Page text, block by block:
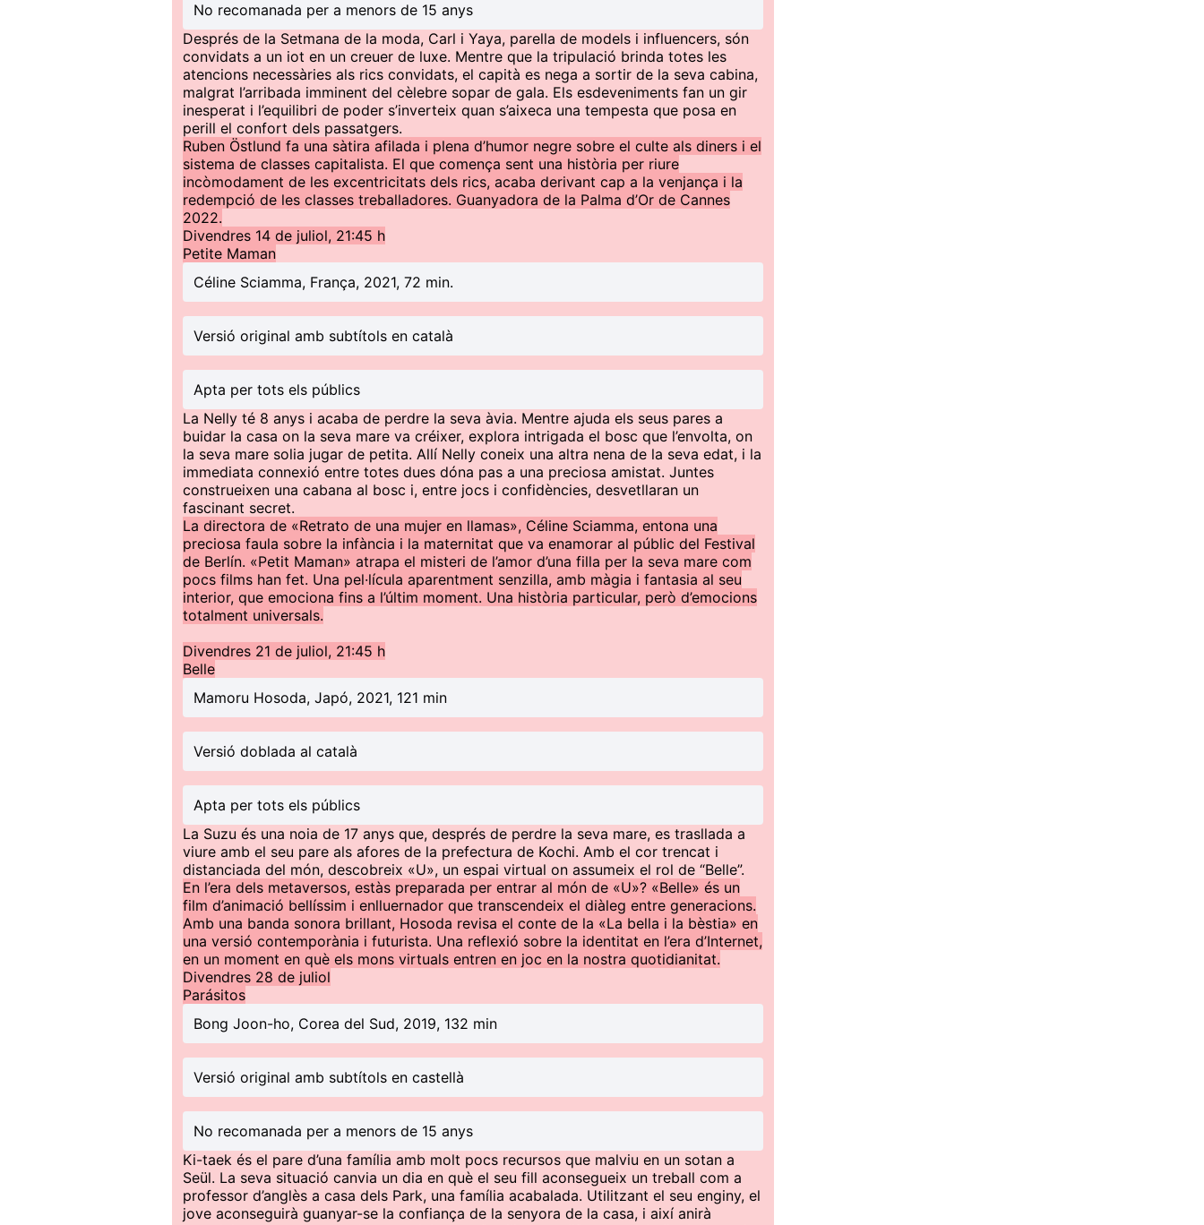
No recomanada per a menors de 15 anys
Després de la Setmana de la moda, Carl i Yaya, parella de models i influencers, són
convidats a un iot en un creuer de luxe. Mentre que la tripulació brinda totes les
atencions necessàries als rics convidats, el capità es nega a sortir de la seva cabina,
malgrat l’arribada imminent del cèlebre sopar de gala. Els esdeveniments fan un gir
inesperat i l’equilibri de poder s’inverteix quan s’aixeca una tempesta que posa en
perill el confort dels passatgers.
Ruben Östlund fa una sàtira afilada i plena d’humor negre sobre el culte als diners i el
sistema de classes capitalista. El que comença sent una història per riure
incòmodament de les excentricitats dels rics, acaba derivant cap a la venjança i la
redempció de les classes treballadores. Guanyadora de la Palma d’Or de Cannes
2022.
Divendres 14 de juliol, 21:45 h
Petite Maman
Céline Sciamma, França, 2021, 72 min.
Versió original amb subtítols en català
Apta per tots els públics
La Nelly té 8 anys i acaba de perdre la seva àvia. Mentre ajuda els seus pares a
buidar la casa on la seva mare va créixer, explora intrigada el bosc que l’envolta, on
la seva mare solia jugar de petita. Allí Nelly coneix una altra nena de la seva edat, i la
immediata connexió entre totes dues dóna pas a una preciosa amistat. Juntes
construeixen una cabana al bosc i, entre jocs i confidències, desvetllaran un
fascinant secret.
La directora de «Retrato de una mujer en llamas», Céline Sciamma, entona una
preciosa faula sobre la infància i la maternitat que va enamorar al públic del Festival
de Berlín. «Petit Maman» atrapa el misteri de l’amor d’una filla per la seva mare com
pocs films han fet. Una pel·lícula aparentment senzilla, amb màgia i fantasia al seu
interior, que emociona fins a l’últim moment. Una història particular, però d’emocions
totalment universals.
Divendres 21 de juliol, 21:45 h
Belle
Mamoru Hosoda, Japó, 2021, 121 min
Versió doblada al català
Apta per tots els públics
La Suzu és una noia de 17 anys que, després de perdre la seva mare, es trasllada a
viure amb el seu pare als afores de la prefectura de Kochi. Amb el cor trencat i
distanciada del món, descobreix «U», un espai virtual on assumeix el rol de “Belle”.
En l’era dels metaversos, estàs preparada per entrar al món de «U»? «Belle» és un
film d’animació bellíssim i enlluernador que transcendeix el diàleg entre generacions.
Amb una banda sonora brillant, Hosoda revisa el conte de la «La bella i la bèstia» en
una versió contemporània i futurista. Una reflexió sobre la identitat en l’era d’Internet,
en un moment en què els mons virtuals entren en joc en la nostra quotidianitat.
Divendres 28 de juliol
Parásitos
Bong Joon-ho, Corea del Sud, 2019, 132 min
Versió original amb subtítols en castellà
No recomanada per a menors de 15 anys
Ki-taek és el pare d’una família amb molt pocs recursos que malviu en un sotan a
Seül. La seva situació canvia un dia en què el seu fill aconsegueix un treball com a
professor d’anglès a casa dels Park, una família acabalada. Utilitzant el seu enginy, el
jove aconseguirà guanyar-se la confiança de la senyora de la casa, i així anirà